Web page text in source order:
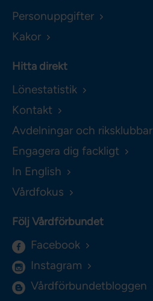
Personuppgifter
Kakor
Hitta direkt
Lönestatistik
Kontakt
Avdelningar och riksklubbar
Engagera dig fackligt
In English
Vårdfokus
Följ Vårdförbundet
Facebook
Instagram
Vårdförbundetbloggen